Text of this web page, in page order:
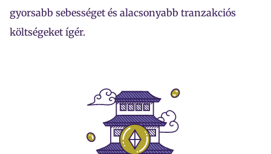
gyorsabb sebességet és alacsonyabb tranzakciós
költségeket ígér.